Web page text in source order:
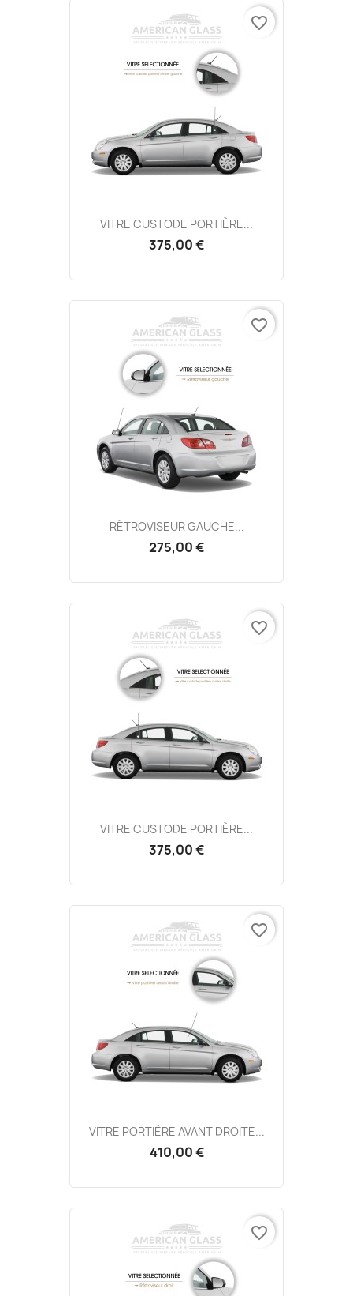
VITRE CUSTODE PORTIÈRE...
375,00 €
favorite_border
RÉTROVISEUR GAUCHE...
275,00 €
favorite_border
VITRE CUSTODE PORTIÈRE...
375,00 €
favorite_border
VITRE PORTIÈRE AVANT DROITE...
410,00 €
favorite_border
favorite_border